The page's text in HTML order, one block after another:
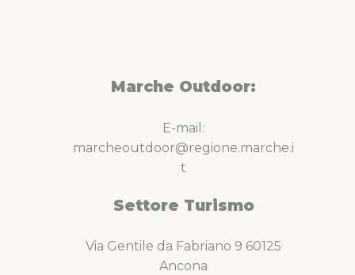
Marche Outdoor:
E-mail:
marcheoutdoor@regione.marche.i
t
Settore Turismo
Via Gentile da Fabriano 9 60125
Ancona